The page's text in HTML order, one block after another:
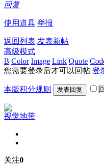
回复
使用道具 举报
返回列表 发表新帖
高级模式
B Color Image Link Quote
您需要登录后才可以回帖 登
本版积分规则 发表回复
视觉地带
关注0